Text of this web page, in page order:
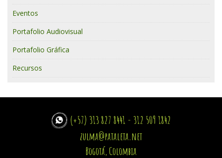
Eventos
Portafolio Audiovisual
Portafolio Gráfica
Recursos
(+57) 313 827 8441 - 312 509 1842
zulma@pataleta.net
Bogotá, Colombia